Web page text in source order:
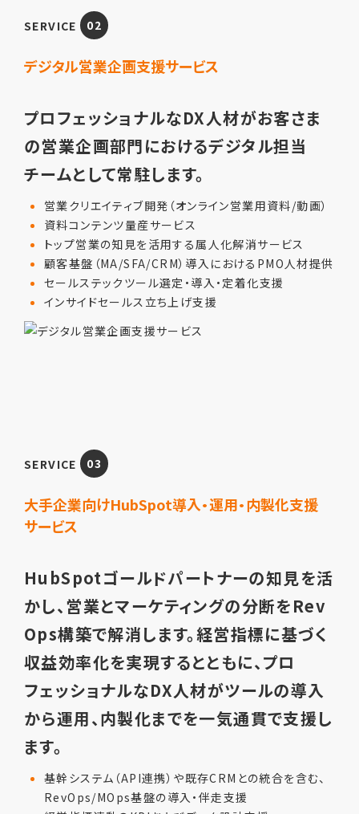
SERVICE 02
デジタル営業企画支援サービス
プロフェッショナルなDX人材がお客さま
の営業企画部門におけるデジタル担当
チームとして常駐します。
営業クリエイティブ開発（オンライン営業用資料/動画）
資料コンテンツ量産サービス
トップ営業の知見を活用する属人化解消サービス
顧客基盤（MA/SFA/CRM）導入におけるPMO人材提供
セールステックツール選定・導入・定着化支援
インサイドセールス立ち上げ支援
SERVICE 03
大手企業向けHubSpot導入・運用・内製化支援
サービス
HubSpotゴールドパートナーの知見を活
かし、営業とマーケティングの分断をRev
Ops構築で解消します。経営指標に基づく
収益効率化を実現するとともに、プロ
フェッショナルなDX人材がツールの導入
から運用、内製化までを一気通貫で支援し
ます。
基幹システム（API連携）や既存CRMとの統合を含む、
RevOps/MOps基盤の導入・伴走支援